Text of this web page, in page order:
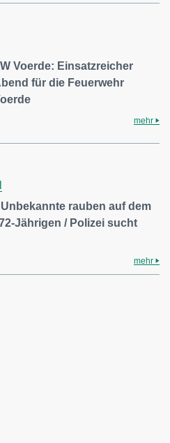
Voerde: Einsatzreicher
für die Feuerwehr
mehr
rauben auf dem
Jährigen / Polizei sucht
mehr